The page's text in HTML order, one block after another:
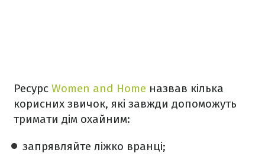
Ресурс Women and Home назвав кілька
корисних звичок, які завжди допоможуть
тримати дім охайним:
запрявляйте ліжко вранці;